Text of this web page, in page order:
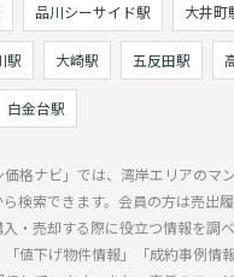
品川シーサイド駅 大井町
駅 大崎駅 五反田駅
白金台駅
価格ナビ」では、湾岸エリアのマ
ら検索できます。会員の方は売出
入・売却する際に役立つ情報を調
値下げ物件情報」「成約事例情